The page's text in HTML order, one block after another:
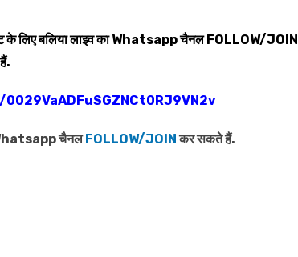
लिए बलिया लाइव काWhatsappचैनलFOLLOW/JOIN
चैनलFOLLOW/JOINकर सकते हैं.